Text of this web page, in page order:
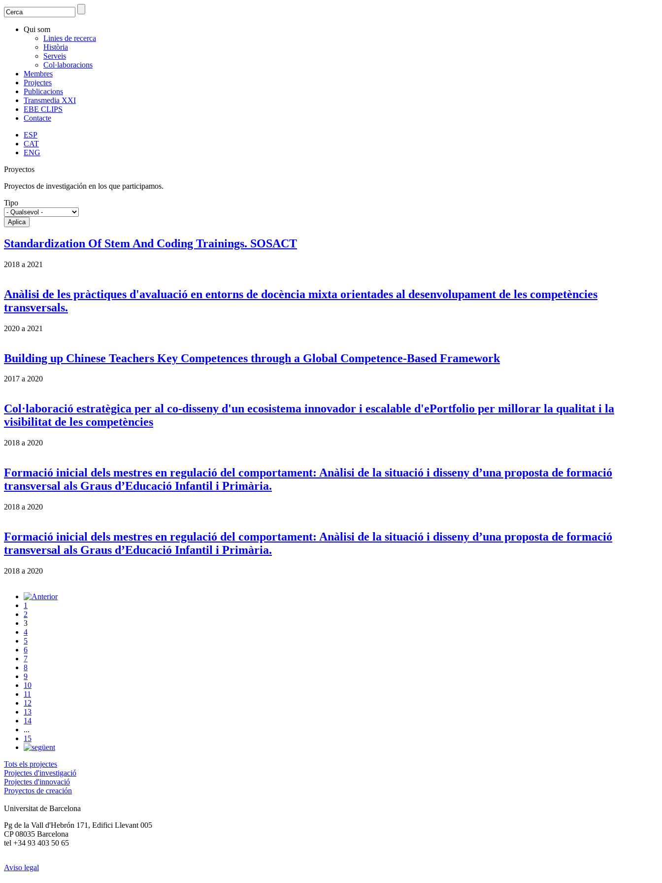
Search form
Search
Qui som
Linies de recerca
Història
Serveis
Col·laboracions
Membres
Projectes
Publicacions
Transmedia XXI
EBE CLIPS
Contacte
ESP
CAT
ENG
Proyectos
Proyectos de investigación en los que participamos.
Tipo
Standardization Of Stem And Coding Trainings. SOSACT
2018 a 2021
Anàlisi de les pràctiques d'avaluació en entorns de docència mixta orientades al desenvolupament de les competències
transversals.
2020 a 2021
Building up Chinese Teachers Key Competences through a Global Competence-Based Framework
2017 a 2020
Col·laboració estratègica per al co-disseny d'un ecosistema innovador i escalable d'ePortfolio per millorar la qualitat i la
visibilitat de les competències
2018 a 2020
Formació inicial dels mestres en regulació del comportament: Anàlisi de la situació i disseny d’una proposta de formació
transversal als Graus d’Educació Infantil i Primària.
2018 a 2020
Formació inicial dels mestres en regulació del comportament: Anàlisi de la situació i disseny d’una proposta de formació
transversal als Graus d’Educació Infantil i Primària.
2018 a 2020
1
2
3
4
5
6
7
8
9
10
11
12
13
14
...
15
Tots els projectes
Projectes d'investigació
Projectes d'innovació
Proyectos de creación
Universitat de Barcelona
Pg de la Vall d'Hebrón 171, Edifici Llevant 005
CP 08035 Barcelona
tel +34 93 403 50 65
Aviso legal